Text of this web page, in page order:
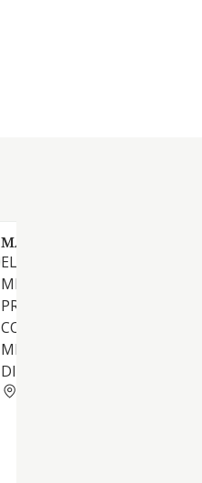
MARIA JOSE CUELLAR SL
EL COMERCIO TANTO AL
MENOR COMO AL POR
PRENDAS DE VESTIR,
CONFECCION EN SERIE Y A
MEDIDA DE PRENDAS DE
DISENO DE PRENDAS